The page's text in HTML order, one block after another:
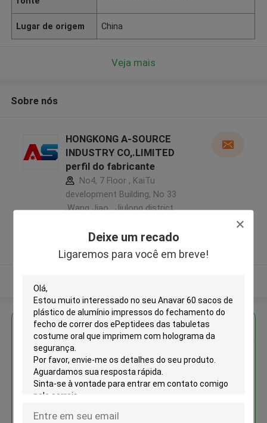
Deixe um recado
Ligaremos para você em breve!
Lugar de origem China
Veja mais
Sobre nós
HONGKONG A-SOURCE
INDUSTRY CO,.LIMITED
perfil do fabricante
No4, 7 Floor , KaiTu
development Building, No 33
,Wang Jiao , Jiulong district
5.0
Fornecedor verificado
Obter o melhor preço para
Anavar 60 sacos de plástico de
alumínio impressos do
fechamento do fecho de correr
costume oral que imprimem com